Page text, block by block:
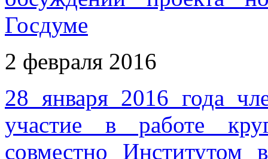
Госдуме
2 февраля 2016
28 января 2016 года
участие в работе
совместно